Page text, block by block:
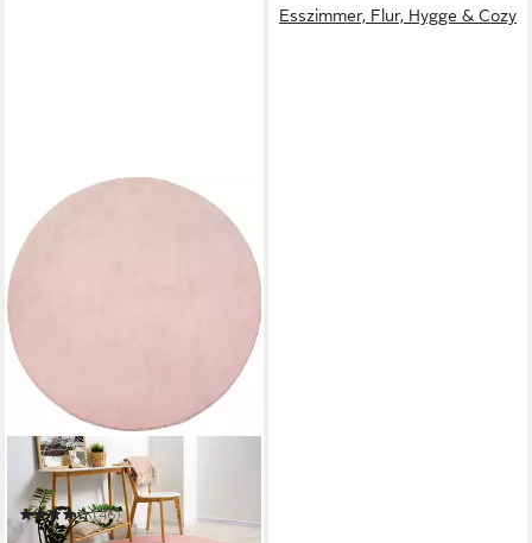
MERINOS
Teppich Loft 37
(46)
ab 36,99 € UVP49,99 €
Esszimmer, Flur, Hygge & Cozy